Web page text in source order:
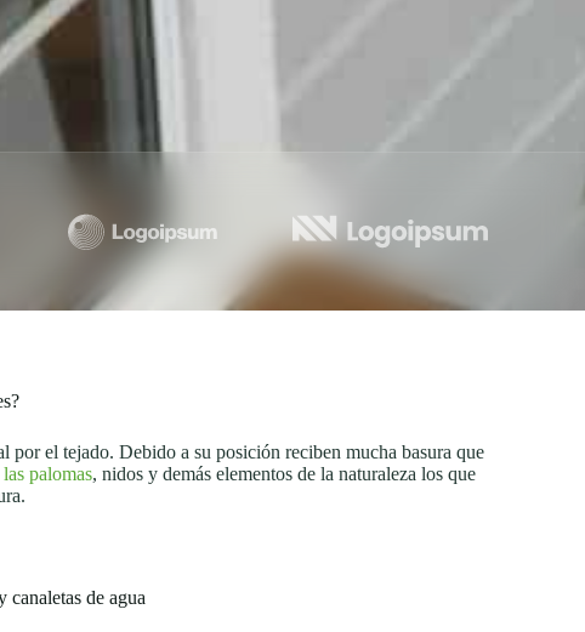
por el tejado. Debido a su posición reciben mucha basura que
palomas, nidos y demás elementos de la naturaleza los que
canaletas de agua